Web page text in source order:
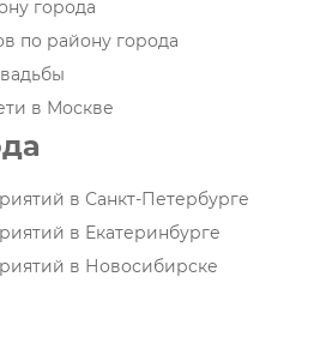
города
по району города
в Москве
в Санкт-Петербурге
в Екатеринбурге
в Новосибирске